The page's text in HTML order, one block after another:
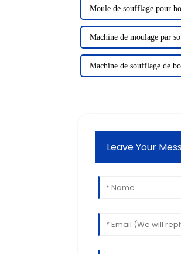
Moule de soufflage pour
Machine de moulage par
Machine de soufflage de
Leave Your